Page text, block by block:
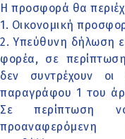
Η προσφορά θα
1. Οικονομική
2. Υπεύθυνη δήλωση
φορέα, σε
δεν συντρέχουν οι
παραγράφου 1 του
Σε περίπτωση